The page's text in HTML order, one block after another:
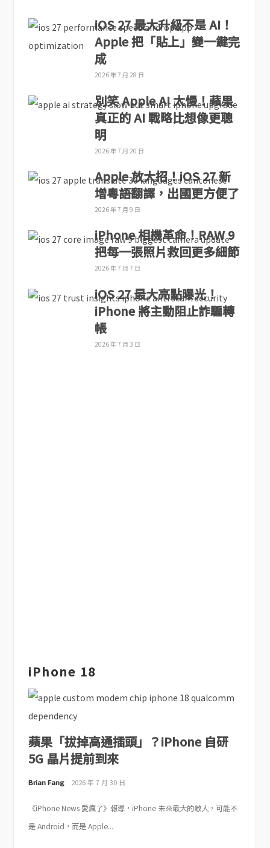
iOS 27 最大升級不是 AI！
Apple 把「貼上」變一鍵完
成
2026 年 7 月 28 日
別笑 Apple AI 太慢！蘋果
真正的 AI 戰略比想像更聰
明
2026 年 7 月 20 日
Apple 放大招！iOS 27 新
增粵語翻譯，出國更方便了
2026 年 7 月 9 日
iPhone 相機革命！RAW 9
把每一張照片救回更多細節
2026 年 7 月 7 日
iOS 27 最大亮點曝光！
iPhone 將主動阻止詐騙轉
帳
2026 年 7 月 3 日
iPhone 18
蘋果「拔掉高通插頭」？iPhone 自研
5G 晶片提前到來
Brian Fang 2026 年 7 月 30 日
《iPhone News 愛瘋了》報導，iPhone 未來最大的敵人，可能不
是 Android，而是 Apple...